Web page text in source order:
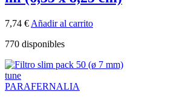
7,74 € Añadir al carrito
770 disponibles
PARAFERNALIA